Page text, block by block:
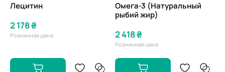
Лецитин
2 178 ₴
Розничная цена
Омега-3 (Натуральный
рыбий жир)
2 418 ₴
Розничная цена